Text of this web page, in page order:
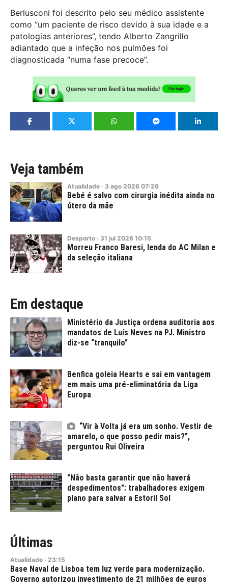
Berlusconi foi descrito pelo seu médico assistente
como “um paciente de risco devido à sua idade e a
patologias anteriores”, tendo Alberto Zangrillo
adiantado que a infeção nos pulmões foi
diagnosticada “numa fase precoce”.
Veja também
Atualidade · 3 ago 2026 07:26
Bebé é salvo com cirurgia inédita ainda no
útero da mãe
Desporto · 31 jul 2026 10:15
Morreu Franco Baresi, lenda do AC Milan e
da seleção italiana
Em destaque
Ministério da Justiça ordena auditoria aos
mandatos de Luís Neves na PJ. Ministro
diz-se “tranquilo”
Benfica goleia Hearts e sai em vantagem
em mais uma pré-eliminatória da Liga
Europa
“Vir à Volta já era um sonho. Vestir de
amarelo, o que posso pedir mais?”,
perguntou Rui Oliveira
"Não basta garantir que não haverá
despedimentos": trabalhadores exigem
plano para salvar a Estoril Sol
Últimas
Atualidade · 23:15
Base Naval de Lisboa tem luz verde para modernização.
Governo autorizou investimento de 21 milhões de euros